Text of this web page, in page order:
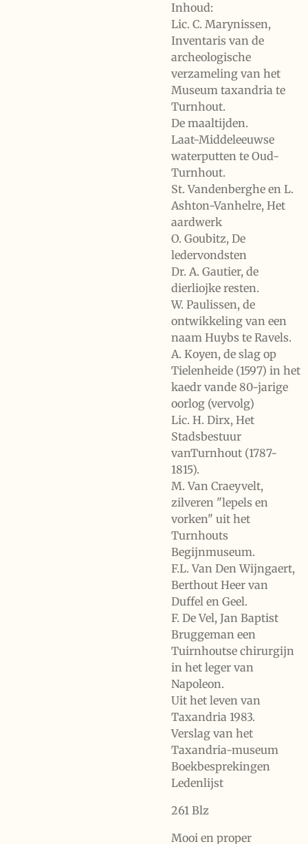
Inhoud:
Lic. C. Marynissen,
Inventaris van de
archeologische
verzameling van het
Museum taxandria te
Turnhout.
De maaltijden.
Laat-Middeleeuwse
waterputten te Oud-
Turnhout.
St. Vandenberghe en L.
Ashton-Vanhelre, Het
aardwerk
O. Goubitz, De
ledervondsten
Dr. A. Gautier, de
dierliojke resten.
W. Paulissen, de
ontwikkeling van een
naam Huybs te Ravels.
A. Koyen, de slag op
Tielenheide (1597) in het
kaedr vande 80-jarige
oorlog (vervolg)
Lic. H. Dirx, Het
Stadsbestuur
vanTurnhout (1787-
1815).
M. Van Craeyvelt,
zilveren "lepels en
vorken" uit het
Turnhouts
Begijnmuseum.
F.L. Van Den Wijngaert,
Berthout Heer van
Duffel en Geel.
F. De Vel, Jan Baptist
Bruggeman een
Tuirnhoutse chirurgijn
in het leger van
Napoleon.
Uit het leven van
Taxandria 1983.
Verslag van het
Taxandria-museum
Boekbesprekingen
Ledenlijst
261 Blz
Mooi en proper